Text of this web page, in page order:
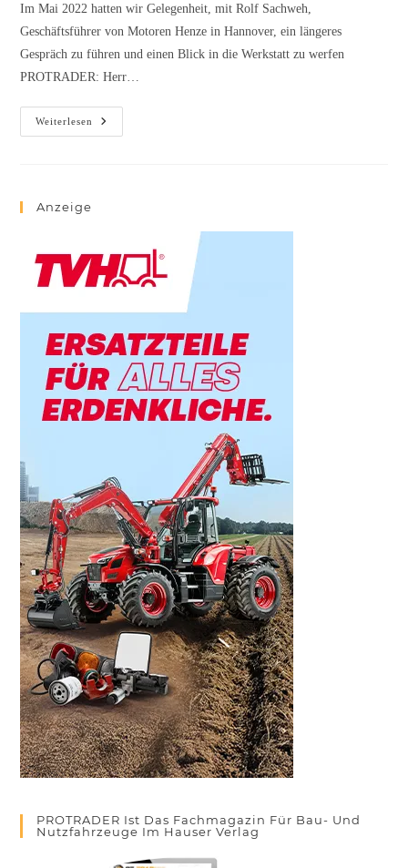
Im Mai 2022 hatten wir Gelegenheit, mit Rolf Sachweh,
Geschäftsführer von Motoren Henze in Hannover, ein längeres
Gespräch zu führen und einen Blick in die Werkstatt zu werfen
PROTRADER: Herr…
Weiterlesen
Anzeige
PROTRADER Ist Das Fachmagazin Für Bau- Und
Nutzfahrzeuge Im Hauser Verlag